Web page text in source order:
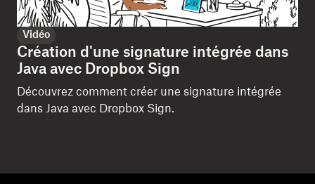
Vidéo
Création d'une signature intégrée dans
Java avec Dropbox Sign
Découvrez comment créer une signature intégrée
dans Java avec Dropbox Sign.